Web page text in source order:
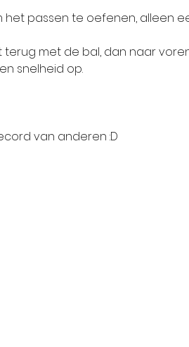
terug met de bal, dan naar
snelheid op.
record van anderen :D